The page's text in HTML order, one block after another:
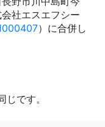
社エスエフシー
）に合併し
じです。